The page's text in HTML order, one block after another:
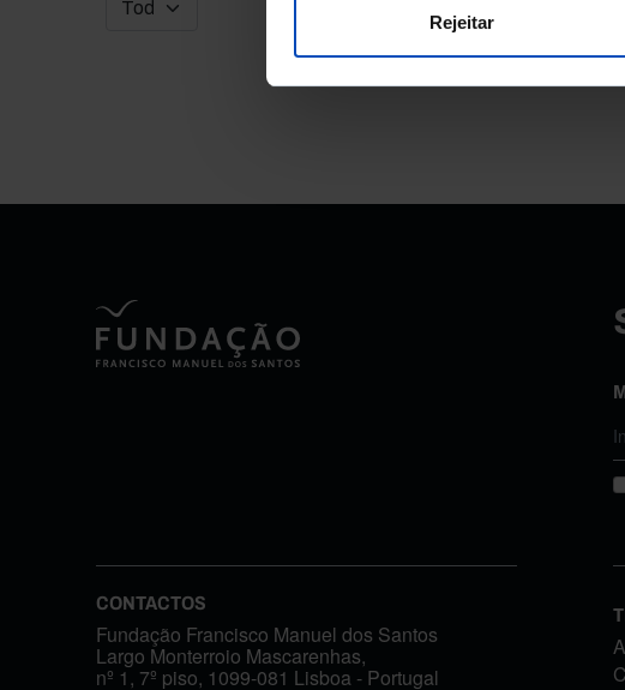
Rejeitar
CONTACTOS
Fundação Francisco Manuel dos Santos
Largo Monterroio Mascarenhas,
nº 1, 7º piso, 1099-081 Lisboa - Portugal